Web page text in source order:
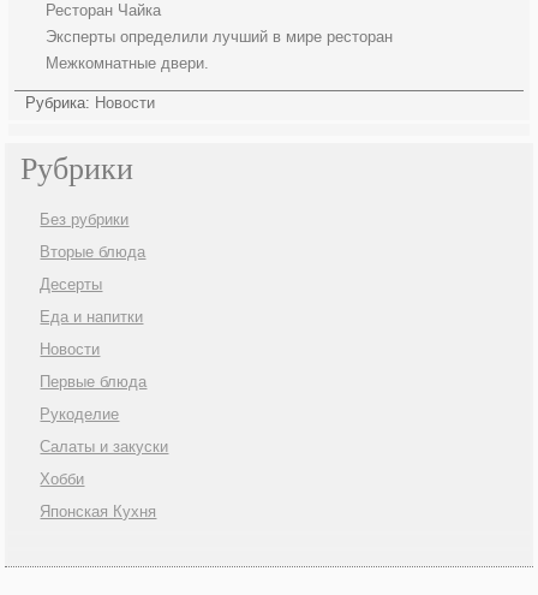
Ресторан Чайка
Эксперты определили лучший в мире ресторан
Межкомнатные двери.
Рубрика: Новости
Рубрики
Без рубрики
Вторые блюда
Десерты
Еда и напитки
Новости
Первые блюда
Рукоделие
Салаты и закуски
Хобби
Японская Кухня